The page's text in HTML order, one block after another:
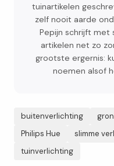
tuinartikelen
zelf nooit aarde
Pepijn schrijft met
artikelen net zo
grootste ergernis:
noemen alsof
buitenverlichting
Philips Hue
slimme
tuinverlichting